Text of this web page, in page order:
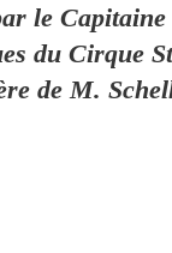
le
du Cirque
de M.